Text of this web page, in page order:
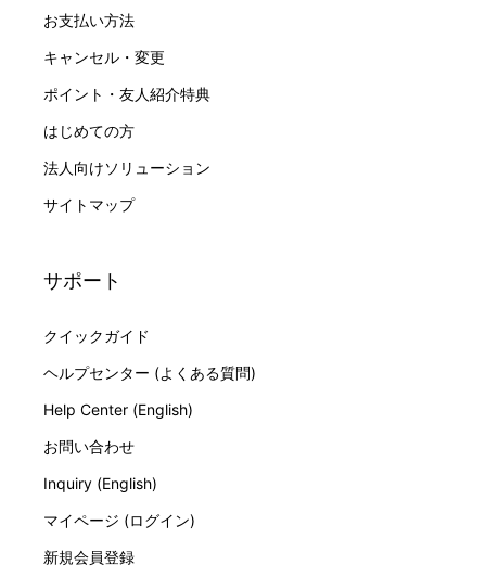
お支払い方法
キャンセル・変更
ポイント・友人紹介特典
はじめての方
法人向けソリューション
サイトマップ
サポート
クイックガイド
ヘルプセンター (よくある質問)
Help Center (English)
お問い合わせ
Inquiry (English)
マイページ (ログイン)
新規会員登録